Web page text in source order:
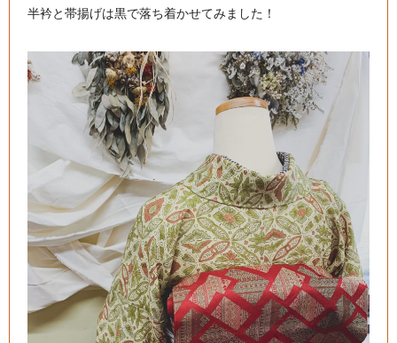
半衿と帯揚げは黒で落ち着かせてみました！